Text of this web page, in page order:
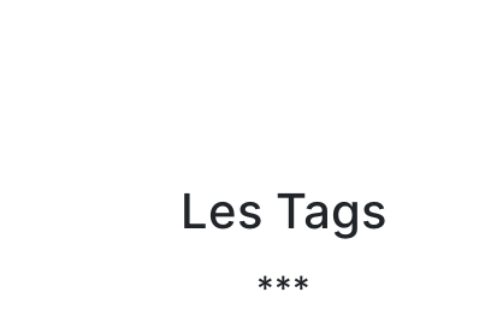
Les Tags
***